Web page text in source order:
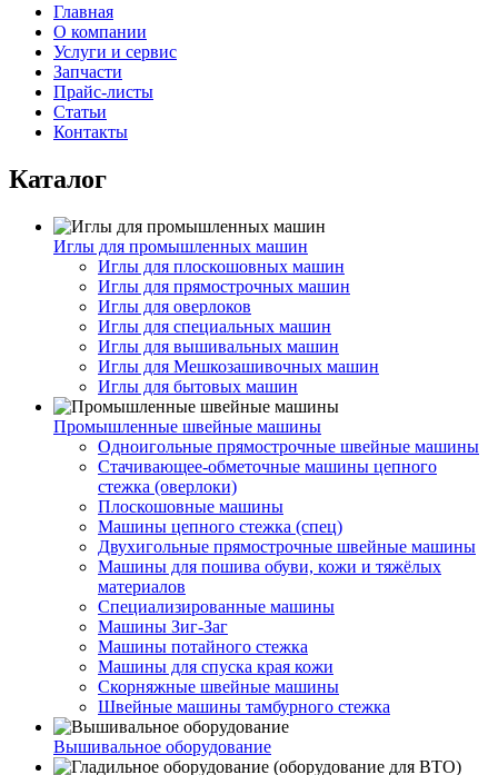
Главная
О компании
Услуги и сервис
Запчасти
Прайс-листы
Статьи
Контакты
Каталог
Иглы для промышленных машин
Иглы для плоскошовных машин
Иглы для прямострочных машин
Иглы для оверлоков
Иглы для специальных машин
Иглы для вышивальных машин
Иглы для Мешкозашивочных машин
Иглы для бытовых машин
Промышленные швейные машины
Одноигольные прямострочные швейные машины
Стачивающее-обметочные машины цепного
стежка (оверлоки)
Плоскошовные машины
Машины цепного стежка (спец)
Двухигольные прямострочные швейные машины
Машины для пошива обуви, кожи и тяжёлых
материалов
Специализированные машины
Машины Зиг-Заг
Машины потайного стежка
Машины для спуска края кожи
Скорняжные швейные машины
Швейные машины тамбурного стежка
Вышивальное оборудование